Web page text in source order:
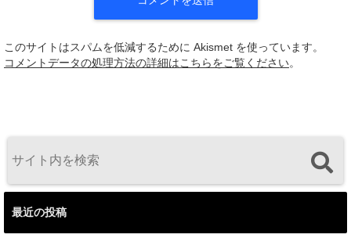
このサイトはスパムを低減するために Akismet を使っています。
コメントデータの処理方法の詳細はこちらをご覧ください。
最近の投稿